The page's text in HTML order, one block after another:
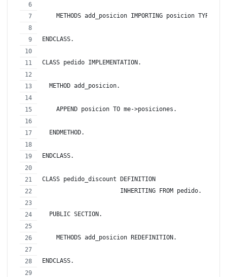
METHODS add_posicion IMPORTING posicion TYPE
ENDCLASS.
CLASS pedido IMPLEMENTATION.
  METHOD add_posicion.
    APPEND posicion TO me->posiciones.
  ENDMETHOD.
ENDCLASS.
CLASS pedido_discount DEFINITION
                      INHERITING FROM pedido.
  PUBLIC SECTION.
    METHODS add_posicion REDEFINITION.
ENDCLASS.